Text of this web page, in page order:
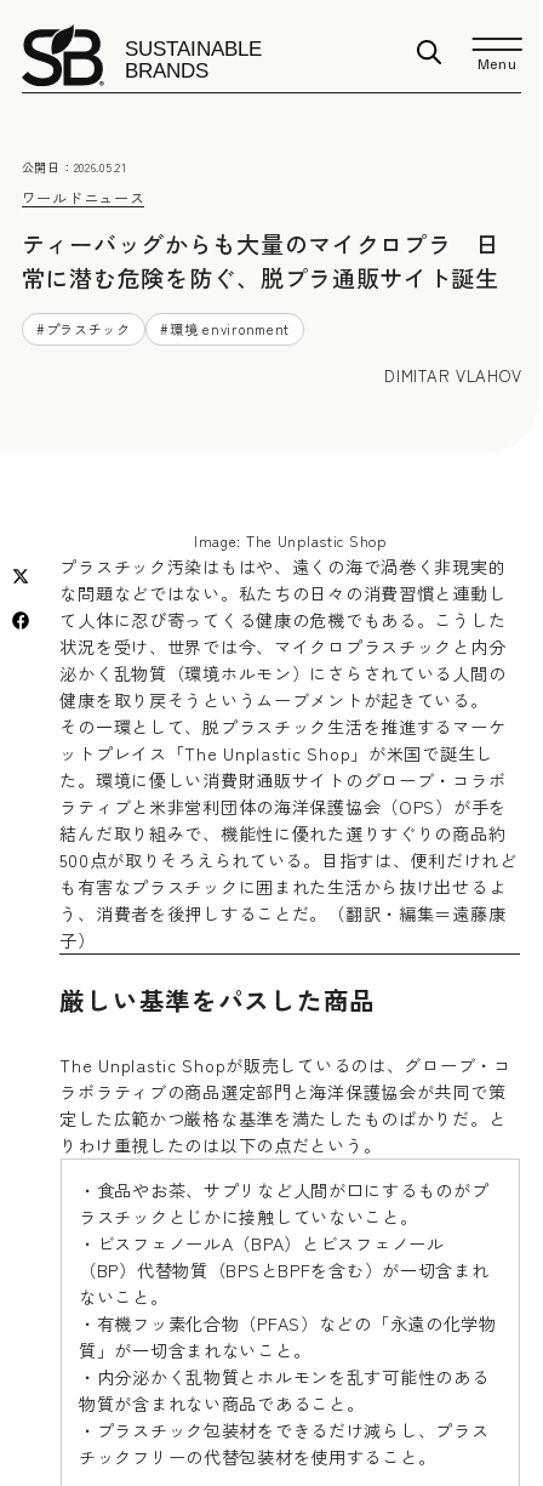
Menu
ワールドニュース
公開日： 2026.05.21
ティーバッグからも大量のマイクロプラ 日
常に潜む危険を防ぐ、脱プラ通販サイト誕生
#プラスチック #環境 environment
DIMITAR VLAHOV
Image: The Unplastic Shop
プラスチック汚染はもはや、遠くの海で渦巻く非現実的
な問題などではない。私たちの日々の消費習慣と連動し
て人体に忍び寄ってくる健康の危機でもある。こうした
状況を受け、世界では今、マイクロプラスチックと内分
泌かく乱物質（環境ホルモン）にさらされている人間の
健康を取り戻そうというムーブメントが起きている。
その一環として、脱プラスチック生活を推進するマーケ
ットプレイス「The Unplastic Shop」が米国で誕生し
た。環境に優しい消費財通販サイトのグローブ・コラボ
ラティブと米非営利団体の海洋保護協会（OPS）が手を
結んだ取り組みで、機能性に優れた選りすぐりの商品約
500点が取りそろえられている。目指すは、便利だけれど
も有害なプラスチックに囲まれた生活から抜け出せるよ
う、消費者を後押しすることだ。（翻訳・編集＝遠藤康
子）
厳しい基準をパスした商品
The Unplastic Shopが販売しているのは、グローブ・コ
ラボラティブの商品選定部門と海洋保護協会が共同で策
定した広範かつ厳格な基準を満たしたものばかりだ。と
りわけ重視したのは以下の点だという。
・食品やお茶、サプリなど人間が口にするものがプ
ラスチックとじかに接触していないこと。
・ビスフェノールA（BPA）とビスフェノール
（BP）代替物質（BPSとBPFを含む）が一切含まれ
ないこと。
・有機フッ素化合物（PFAS）などの「永遠の化学物
質」が一切含まれないこと。
・内分泌かく乱物質とホルモンを乱す可能性のある
物質が含まれない商品であること。
・プラスチック包装材をできるだけ減らし、プラス
チックフリーの代替包装材を使用すること。